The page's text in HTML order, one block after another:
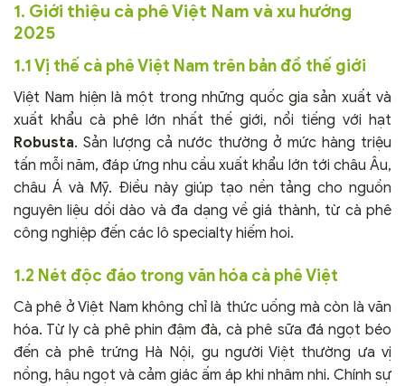
1. Giới thiệu cà phê Việt Nam và xu hướng
2025
1.1 Vị thế cà phê Việt Nam trên bản đồ thế giới
Việt Nam hiện là một trong những quốc gia sản xuất và
xuất khẩu cà phê lớn nhất thế giới, nổi tiếng với hạt
Robusta. Sản lượng cả nước thường ở mức hàng triệu
tấn mỗi năm, đáp ứng nhu cầu xuất khẩu lớn tới châu Âu,
châu Á và Mỹ. Điều này giúp tạo nền tảng cho nguồn
nguyên liệu dồi dào và đa dạng về giá thành, từ cà phê
công nghiệp đến các lô specialty hiếm hoi.
1.2 Nét độc đáo trong văn hóa cà phê Việt
Cà phê ở Việt Nam không chỉ là thức uống mà còn là văn
hóa. Từ ly cà phê phin đậm đà, cà phê sữa đá ngọt béo
đến cà phê trứng Hà Nội, gu người Việt thường ưa vị
nồng, hậu ngọt và cảm giác ấm áp khi nhâm nhi. Chính sự